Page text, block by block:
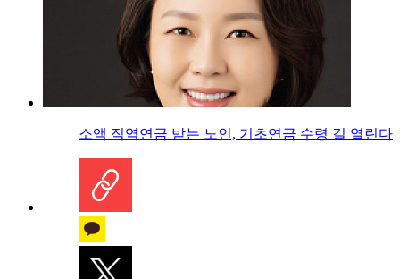
소액 직역연금 받는 노인, 기초연금 수령 길 열린다